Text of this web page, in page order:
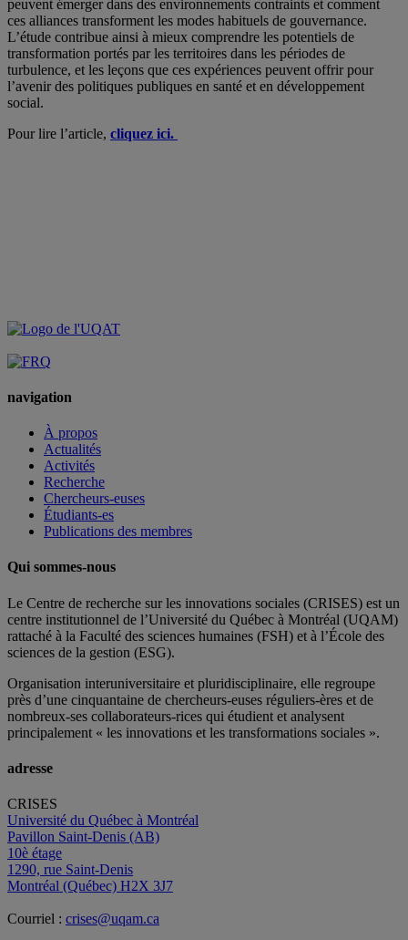
peuvent émerger dans des environnements contraints et comment
ces alliances transforment les modes habituels de gouvernance.
L’étude contribue ainsi à mieux comprendre les potentiels de
transformation portés par les territoires dans les périodes de
turbulence, et les leçons que ces expériences peuvent offrir pour
l’avenir des politiques publiques en santé et en développement
social.
Pour lire l’article, cliquez ici.
navigation
À propos
Actualités
Activités
Recherche
Chercheurs-euses
Étudiants-es
Publications des membres
Qui sommes-nous
Le Centre de recherche sur les innovations sociales (CRISES) est un
centre institutionnel de l’Université du Québec à Montréal (UQAM)
rattaché à la Faculté des sciences humaines (FSH) et à l’École des
sciences de la gestion (ESG).
Organisation interuniversitaire et pluridisciplinaire, elle regroupe
près d’une cinquantaine de chercheurs-euses réguliers-ères et de
nombreux-ses collaborateurs-rices qui étudient et analysent
principalement « les innovations et les transformations sociales ».
adresse
CRISES
Université du Québec à Montréal
Pavillon Saint-Denis (AB)
10è étage
1290, rue Saint-Denis
Montréal (Québec) H2X 3J7
Courriel : crises@uqam.ca